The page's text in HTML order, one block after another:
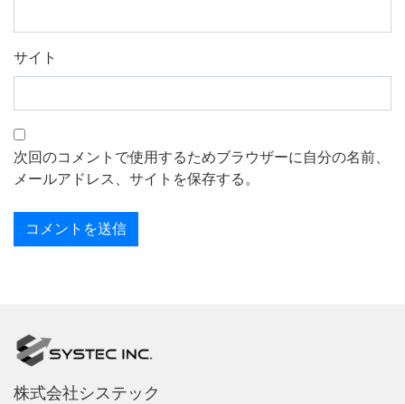
サイト
次回のコメントで使用するためブラウザーに自分の名前、
メールアドレス、サイトを保存する。
株式会社システック